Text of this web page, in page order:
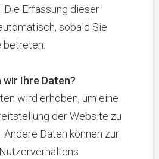
Die Erfassung dieser
sobald Sie
Ihre Daten?
wird erhoben, um eine
der Website zu
Daten können zur